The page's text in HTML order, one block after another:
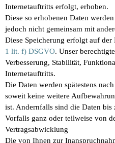
Internetauftritts erfolgt, erhoben.
Diese so erhobenen Daten
jedoch nicht gemeinsam mit
Diese Speicherung erfolgt auf der
1 lit. f) DSGVO. Unser
Verbesserung, Stabilität,
Internetauftritts.
Die Daten werden spätestens
soweit keine weitere
ist. Andernfalls sind die Daten
Vorfalls ganz oder teilweise von
Vertragsabwicklung
Die von Ihnen zur